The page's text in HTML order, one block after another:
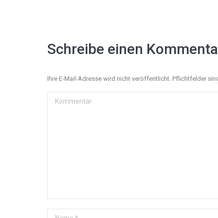
Schreibe einen
Ihre E-Mail-Adresse wird nicht veröffentlicht. Pflichtfelder
Kommentar
Name *